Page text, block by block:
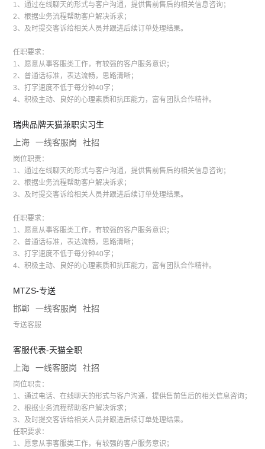
1、通过在线聊天的形式与客户沟通，提供售前售后的相关信息咨询；
2、根据业务流程帮助客户解决诉求；
3、及时提交客诉给相关人员并跟进后续订单处理结果。
任职要求：
1、愿意从事客服类工作，有较强的客户服务意识；
2、普通话标准，表达流畅，思路清晰；
3、打字速度不低于每分钟40字；
4、积极主动、良好的心理素质和抗压能力，富有团队合作精神。
瑞典品牌天猫兼职实习生
上海
一线客服岗 社招
岗位职责：
1、通过在线聊天的形式与客户沟通，提供售前售后的相关信息咨询；
2、根据业务流程帮助客户解决诉求；
3、及时提交客诉给相关人员并跟进后续订单处理结果。
任职要求：
1、愿意从事客服类工作，有较强的客户服务意识；
2、普通话标准，表达流畅，思路清晰；
3、打字速度不低于每分钟40字；
4、积极主动、良好的心理素质和抗压能力，富有团队合作精神。
MTZS-专送
邯郸
一线客服岗 社招
专送客服
客服代表-天猫全职
上海
一线客服岗 社招
岗位职责：
1、通过电话、在线聊天的形式与客户沟通，提供售前售后的相关信息咨询；
2、根据业务流程帮助客户解决诉求；
3、及时提交客诉给相关人员并跟进后续订单处理结果。
任职要求：
1、愿意从事客服类工作，有较强的客户服务意识；